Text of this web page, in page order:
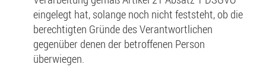
eingelegt hat, solange noch nicht feststeht, ob die
berechtigten Gründe des Verantwortlichen
gegenüber denen der betroffenen Person
überwiegen.